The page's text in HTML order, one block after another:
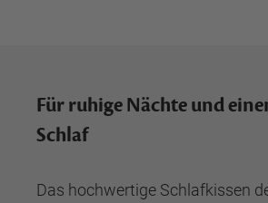
Für ruhige Nächte und
Schlaf
Das hochwertige Schlafkissen